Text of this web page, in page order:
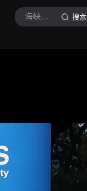
海峡导报社 搜索